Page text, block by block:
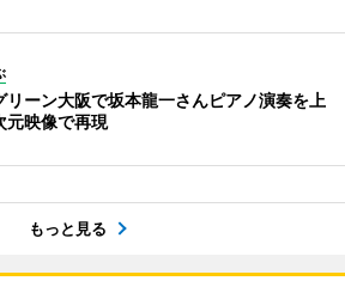
リーン大阪で坂本龍一さんピアノ演奏を上
映像で再現
もっと見る